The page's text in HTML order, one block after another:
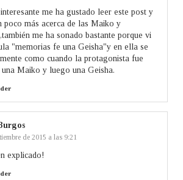
me ha gustado leer este post y
poco más acerca de las Maiko y
me ha sonado bastante porque vi
"memorias fe una Geisha"y en ella se
como cuando la protagonista fue
Maiko y luego una Geisha.
de 2015 a las 9:21
explicado!